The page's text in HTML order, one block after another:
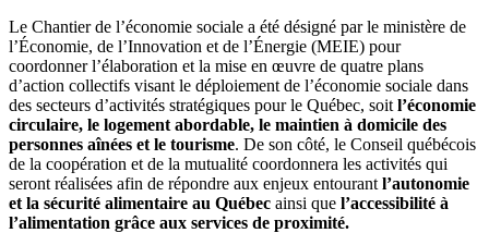
Le Chantier de l’économie sociale a été désigné par le ministère de
l’Économie, de l’Innovation et de l’Énergie (MEIE) pour
coordonner l’élaboration et la mise en œuvre de quatre plans
d’action collectifs visant le déploiement de l’économie sociale dans
des secteurs d’activités stratégiques pour le Québec, soit l’économie
circulaire, le logement abordable, le maintien à domicile des
personnes aînées et le tourisme. De son côté, le Conseil québécois
de la coopération et de la mutualité coordonnera les activités qui
seront réalisées afin de répondre aux enjeux entourant l’autonomie
et la sécurité alimentaire au Québec ainsi que l’accessibilité à
l’alimentation grâce aux services de proximité.